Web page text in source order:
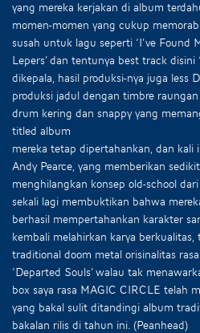
yang mereka kerjakan di album
momen-momen yang cukup
susah untuk lagu seperti ‘I’ve Found
Lepers’ dan tentunya best track
dikepala, hasil produksi-nya juga less
produksi jadul dengan timbre
drum kering dan snappy yang
titled album
mereka tetap dipertahankan, dan kali
Andy Pearce, yang memberikan
menghilangkan konsep old-school
sekali lagi membuktikan bahwa
berhasil mempertahankan karakter
kembali melahirkan karya
traditional doom metal orisinalitas
‘Departed Souls’ walau tak
box saya rasa MAGIC CIRCLE telah
yang bakal sulit ditandingi album
bakalan rilis di tahun ini. (Peanhead)